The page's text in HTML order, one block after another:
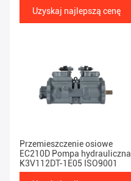
Uzyskaj najlepszą cenę
Przemieszczenie osiowe
EC210D Pompa hydrauliczna
K3V112DT-1E05 ISO9001